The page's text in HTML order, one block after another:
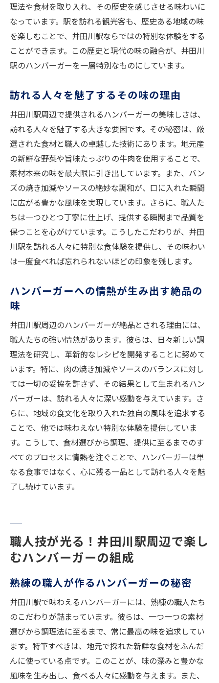
理法や食材を取り入れ、その歴史を感じさせる味わいに
なっています。駅を訪れる観光客も、歴史ある地域の味
を楽しむことで、井田川駅ならではの特別な体験をする
ことができます。この歴史と現代の味の融合が、井田川
駅のハンバーガーを一層特別なものにしています。
訪れる人々を魅了するその味の理由
井田川駅周辺で提供されるハンバーガーの美味しさは、
訪れる人々を魅了する大きな要因です。その秘密は、厳
選された食材と職人の卓越した技術にあります。地元産
の新鮮な野菜や旨味たっぷりの牛肉を使用することで、
素材本来の味を最大限に引き出しています。また、バン
ズの焼き加減やソースの絶妙な調和が、口に入れた瞬間
に広がる豊かな風味を実現しています。さらに、職人た
ちは一つひとつ丁寧に仕上げ、提供する瞬間まで品質を
保つことを心がけています。こうしたこだわりが、井田
川駅を訪れる人々に特別な食体験を提供し、その味わい
は一度食べれば忘れられないほどの印象を残します。
ハンバーガーへの情熱が生み出す絶品の
味
井田川駅周辺のハンバーガーが絶品とされる理由には、
職人たちの強い情熱があります。彼らは、日々新しい調
理法を研究し、革新的なレシピを開発することに努めて
います。特に、肉の焼き加減やソースのバランスに対し
ては一切の妥協を許さず、その結果として生まれるハン
バーガーは、訪れる人々に深い感動を与えています。さ
らに、地域の食文化を取り入れた独自の風味を追求する
ことで、他では味わえない特別な体験を提供していま
す。こうして、食材選びから調理、提供に至るまでのす
べてのプロセスに情熱を注ぐことで、ハンバーガーは単
なる食事ではなく、心に残る一品として訪れる人々を魅
了し続けています。
職人技が光る！井田川駅周辺で楽し
むハンバーガーの組成
熟練の職人が作るハンバーガーの秘密
井田川駅で味わえるハンバーガーには、熟練の職人たち
のこだわりが詰まっています。彼らは、一つ一つの素材
選びから調理法に至るまで、常に最高の味を追求してい
ます。特筆すべきは、地元で採れた新鮮な食材をふんだ
んに使っている点です。このことが、味の深みと豊かな
風味を生み出し、食べる人々に感動を与えます。また、